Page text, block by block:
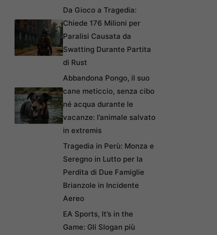
Da Gioco a Tragedia:
Chiede 176 Milioni per
Paralisi Causata da
Swatting Durante Partita
di Rust
Abbandona Pongo, il suo
cane meticcio, senza cibo
né acqua durante le
vacanze: l’animale salvato
in extremis
Tragedia in Perù: Monza e
Seregno in Lutto per la
Perdita di Due Famiglie
Brianzole in Incidente
Aereo
EA Sports, It’s in the
Game: Gli Slogan più